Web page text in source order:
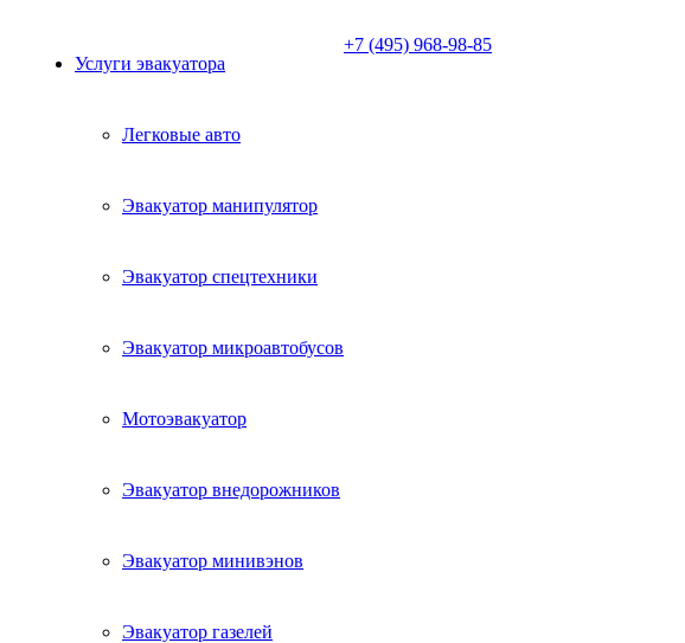
Услуги эвакуатора
Легковые авто
Эвакуатор манипулятор
Эвакуатор спецтехники
Эвакуатор микроавтобусов
Мотоэвакуатор
Эвакуатор внедорожников
Эвакуатор минивэнов
Эвакуатор газелей
+7 (495) 968-98-85